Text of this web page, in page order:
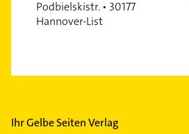
Podbielskistr. • 30177
Hannover-List
Ihr Gelbe Seiten Verlag